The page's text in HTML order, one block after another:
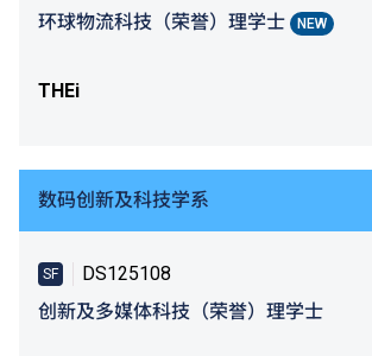
环球物流科技（荣誉）理学士
NEW
THEi
数码创新及科技学系
SF
DS125108
创新及多媒体科技（荣誉）理学士